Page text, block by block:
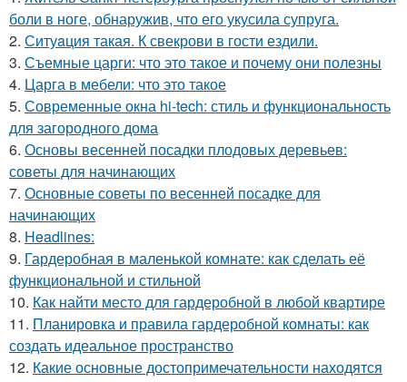
боли в ноге, обнаружив, что его укусила супруга.
2. Ситуaция такая. К свекрови в гости ездили.
3. Съемные царги: что это такое и почему они полезны
4. Царга в мебели: что это такое
5. Современные окна hi-tech: стиль и функциональность
для загородного дома
6. Основы весенней посадки плодовых деревьев:
советы для начинающих
7. Основные советы по весенней посадке для
начинающих
8. Headlines:
9. Гардеробная в маленькой комнате: как сделать её
функциональной и стильной
10. Как найти место для гардеробной в любой квартире
11. Планировка и правила гардеробной комнаты: как
создать идеальное пространство
12. Какие основные достопримечательности находятся